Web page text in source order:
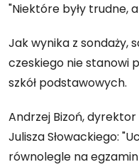
"Niektóre były trudne,
Jak wynika z sondaży,
czeskiego nie stanowi
szkół podstawowych.
Andrzej Bizoń,
Julisza Słowackiego:
równolegle na